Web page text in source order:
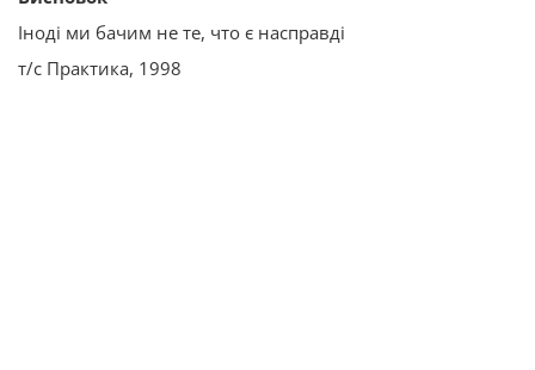
Іноді ми бачим не те, что є насправді
т/с Практика, 1998